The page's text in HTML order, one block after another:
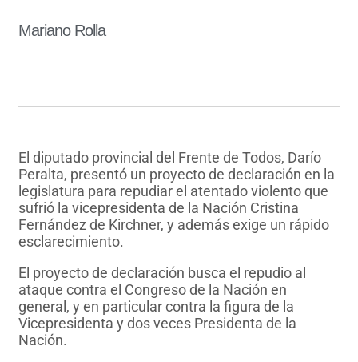
Mariano Rolla
El diputado provincial del Frente de Todos, Darío
Peralta, presentó un proyecto de declaración en la
legislatura para repudiar el atentado violento que
sufrió la vicepresidenta de la Nación Cristina
Fernández de Kirchner, y además exige un rápido
esclarecimiento.
El proyecto de declaración busca el repudio al
ataque contra el Congreso de la Nación en
general, y en particular contra la figura de la
Vicepresidenta y dos veces Presidenta de la
Nación.